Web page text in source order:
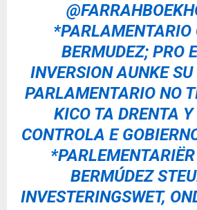
*PARLAMENTARIO
BERMUDEZ; PRO
INVERSION AUNKE
PARLAMENTARIO NO
KICO TA DRENTA
CONTROLA E
BERMÚDEZ
INVESTERINGSWET,